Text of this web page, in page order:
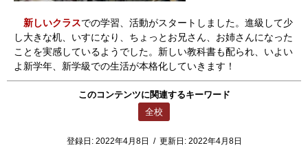
新しいクラスでの学習、活動がスタートしました。進級して少
し大きな机、いすになり、ちょっとお兄さん、お姉さんになった
ことを実感しているようでした。新しい教科書も配られ、いよい
よ新学年、新学級での生活が本格化していきます！
このコンテンツに関連するキーワード
全校
登録日: 2022年4月8日 / 更新日: 2022年4月8日